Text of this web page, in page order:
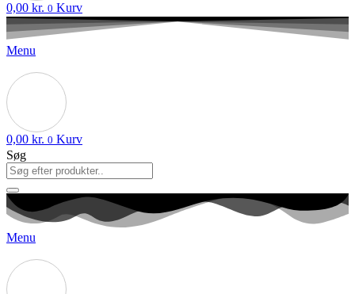
0,00 kr. 0 Kurv
Menu
0,00 kr. 0 Kurv
Søg
Menu